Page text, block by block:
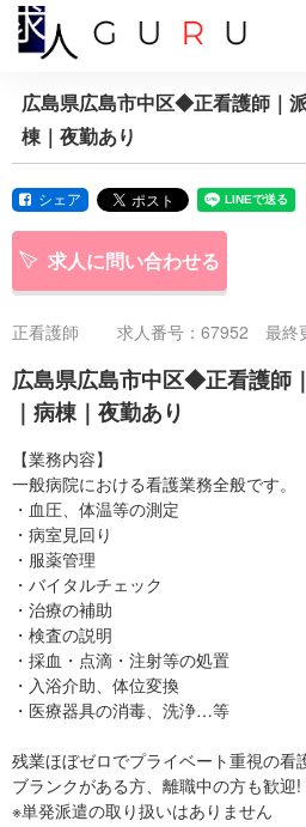
広島県広島市中区◆正看護師｜
棟｜夜勤あり
シェア
求人に問い合わせる
正看護師 求人番号：67952 最終
広島県広島市中区◆正看護師
｜病棟｜夜勤あり
【業務内容】
一般病院における看護業務全般です。
・血圧、体温等の測定
・病室見回り
・服薬管理
・バイタルチェック
・治療の補助
・検査の説明
・採血・点滴・注射等の処置
・入浴介助、体位変換
・医療器具の消毒、洗浄…等
残業ほぼゼロでプライベート重視の看
ブランクがある方、離職中の方も歓迎!
※単発派遣の取り扱いはありません